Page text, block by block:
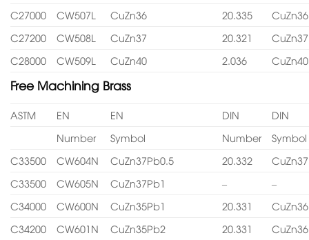
C27000
CW507L CuZn36 20.335
CuZn36
C27200
CW508L CuZn37 20.321
CuZn37
C28000
CW509L CuZn40 2.036 CuZn40
Free Machining Brass
ASTM EN EN DIN
DIN
Number
Symbol Number
Symbol
C33500
CW604N CuZn37Pb0.5 20.332
C33500
CW605N CuZn37Pb1 –
–
C34000
CW600N CuZn35Pb1 20.331
C34200
CW601N CuZn35Pb2 20.331